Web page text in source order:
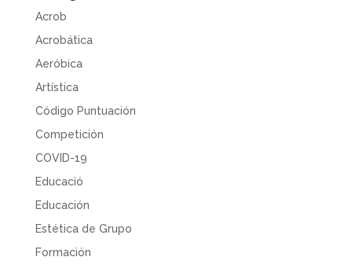
Acrob
Acrobática
Aeróbica
Artística
Código Puntuación
Competición
COVID-19
Educació
Educación
Estética de Grupo
Formación